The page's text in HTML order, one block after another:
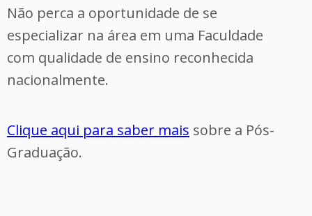
Não perca a oportunidade de se
especializar na área em uma Faculdade
com qualidade de ensino reconhecida
nacionalmente.
Clique aqui para saber mais sobre a Pós-
Graduação.